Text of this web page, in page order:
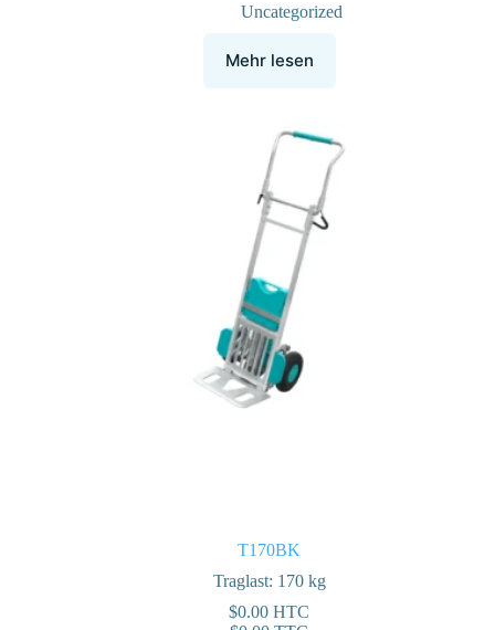
Uncategorized
Mehr lesen
T170BK
Traglast: 170 kg
$0.00 HTC